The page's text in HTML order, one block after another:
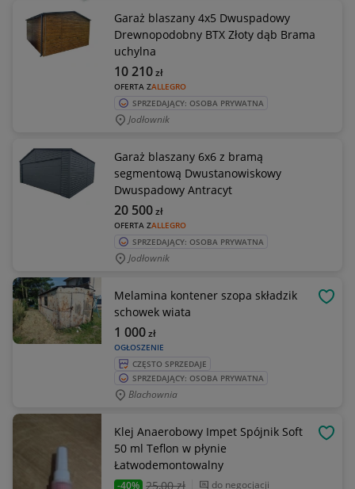
Garaż blaszany 4x5 Dwuspadowy
Drewnopodobny BTX Złoty dąb Brama
uchylna
OFERTA ZALLEGRO
10 210zł
SPRZEDAJĄCY: OSOBA PRYWATNA
Jodłownik
Garaż blaszany 6x6 z bramą
segmentową Dwustanowiskowy
Dwuspadowy Antracyt
OFERTA ZALLEGRO
20 500zł
SPRZEDAJĄCY: OSOBA PRYWATNA
Jodłownik
Melamina kontener szopa składzik
schowek wiata
OGŁOSZENIE
1 000zł
CZĘSTO SPRZEDAJE
SPRZEDAJĄCY: OSOBA PRYWATNA
Blachownia
Klej Anaerobowy Impet Spójnik Soft
50 ml Teflon w płynie
Łatwodemontowalny
-40% 25,00 zł do negocjacji